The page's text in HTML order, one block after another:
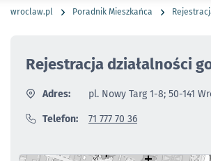
wroclaw.pl Poradnik Mieszkańca
Rejestracja działalności
Adres: pl. Nowy Targ 1-8; 50-141
Telefon: 71 777 70 36